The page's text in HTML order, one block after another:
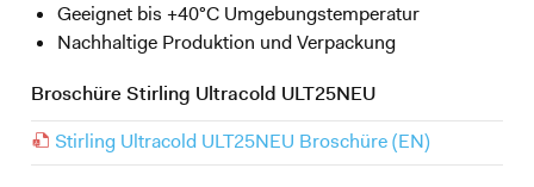
Geeignet bis +40°C Umgebungstemperatur
Nachhaltige Produktion und Verpackung
Broschüre Stirling Ultracold ULT25NEU
Stirling Ultracold ULT25NEU Broschüre (EN)